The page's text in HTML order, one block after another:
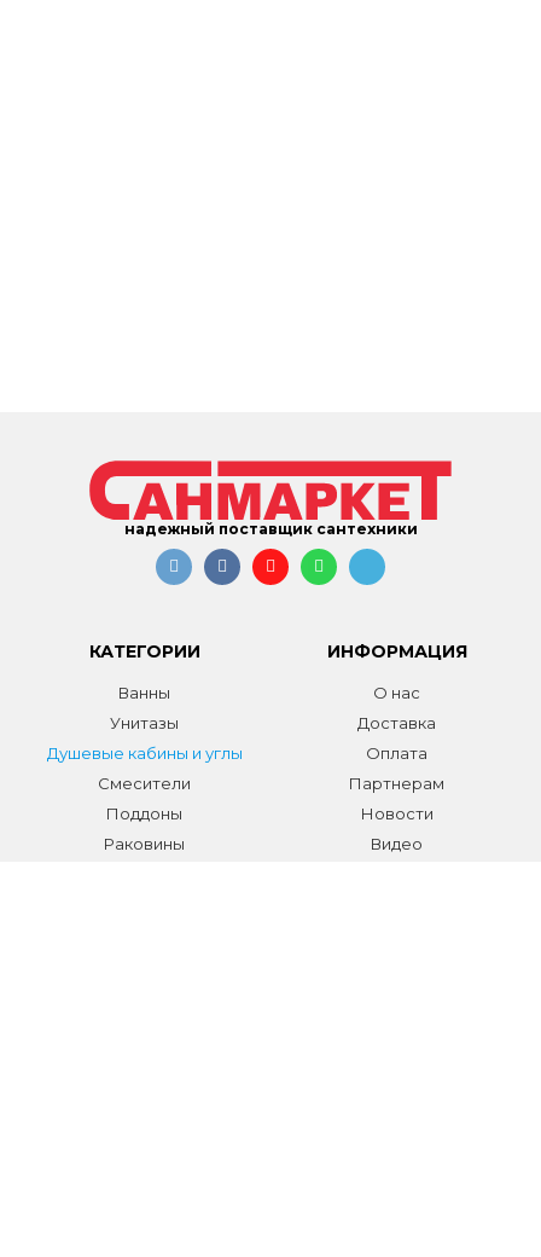
надежный поставщик сантехники
КАТЕГОРИИ
Ванны
Унитазы
Душевые кабины и углы
Смесители
Поддоны
Раковины
ИНФОРМАЦИЯ
О нас
Доставка
Оплата
Партнерам
Новости
Видео